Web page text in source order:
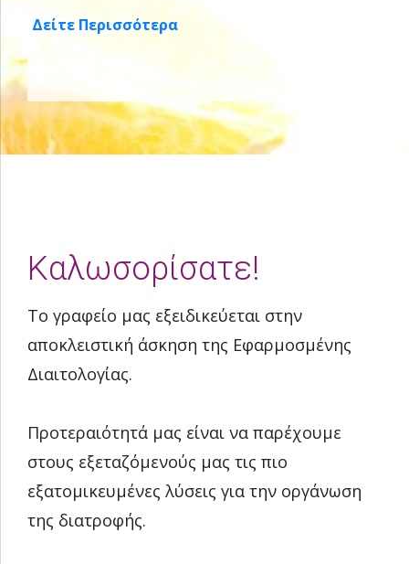
Δείτε Περισσότερα
Καλωσορίσατε!
Το γραφείο μας εξειδικεύεται στην
αποκλειστική άσκηση της Εφαρμοσμένης
Διαιτολογίας.
Προτεραιότητά μας είναι να παρέχουμε
στους εξεταζόμενούς μας τις πιο
εξατομικευμένες λύσεις για την οργάνωση
της διατροφής.